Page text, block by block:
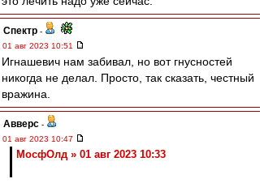
Спектр -
01 авг 2023 10:51
Игнашевич нам забивал, но вот гнусностей
никогда не делал. Просто, так сказать, честный
вражина.
Авверс -
01 авг 2023 10:47
МосфОлд » 01 авг 2023 10:33